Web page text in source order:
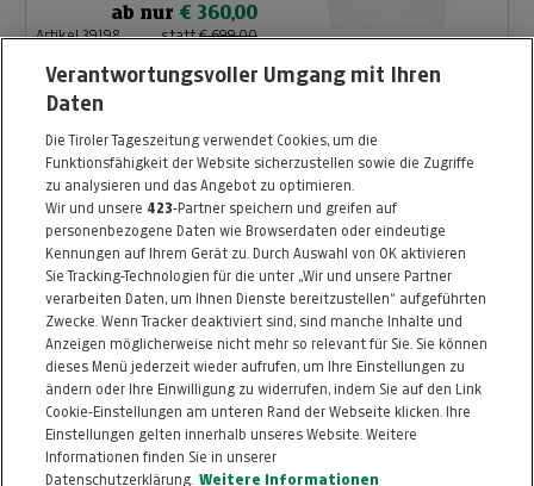
ab nur € 360,00
Artikel 39198 statt€ 699,00 Artikel beendet
Herdset Gorenje
BCS6737E02X + ECD
643BX
HOFKO Haushalt &
Service
ab nur€ 350,00
Artikel 39199 statt€ 699,00 Artikel beendet
ZURÜCK NACH
OBEN
FAQ HILFE IMPRESSUM
Verantwortungsvoller Umgang mit Ihren
Daten
Die Tiroler Tageszeitung verwendet Cookies, um die
Funktionsfähigkeit der Website sicherzustellen sowie die Zugriffe
zu analysieren und das Angebot zu optimieren.
Wir und unsere 423-Partner speichern und greifen auf
personenbezogene Daten wie Browserdaten oder eindeutige
Kennungen auf Ihrem Gerät zu. Durch Auswahl von OK aktivieren
Sie Tracking-Technologien für die unter „Wir und unsere Partner
verarbeiten Daten, um Ihnen Dienste bereitzustellen“ aufgeführten
Zwecke. Wenn Tracker deaktiviert sind, sind manche Inhalte und
Anzeigen möglicherweise nicht mehr so relevant für Sie. Sie können
dieses Menü jederzeit wieder aufrufen, um Ihre Einstellungen zu
ändern oder Ihre Einwilligung zu widerrufen, indem Sie auf den Link
Cookie-Einstellungen am unteren Rand der Webseite klicken. Ihre
Einstellungen gelten innerhalb unseres Website. Weitere
Informationen finden Sie in unserer
Datenschutzerklärung.
Weitere Informationen